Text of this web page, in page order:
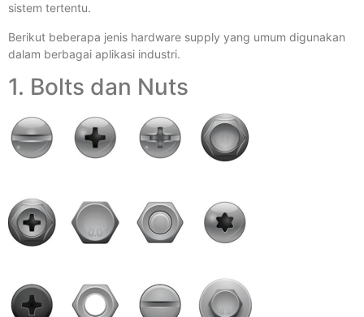
sistem tertentu.
Berikut beberapa jenis hardware supply yang umum digunakan
dalam berbagai aplikasi industri.
1. Bolts dan Nuts